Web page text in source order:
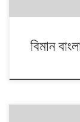
বিমান